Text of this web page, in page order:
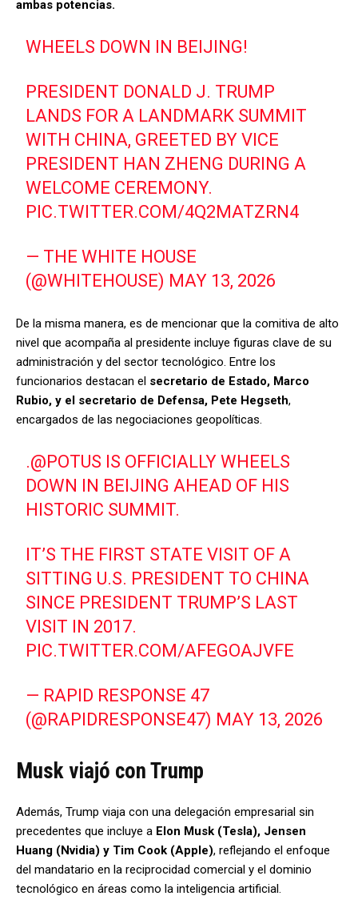
ambas potencias.
WHEELS DOWN IN BEIJING!
PRESIDENT DONALD J. TRUMP
LANDS FOR A LANDMARK SUMMIT
WITH CHINA, GREETED BY VICE
PRESIDENT HAN ZHENG DURING A
WELCOME CEREMONY.
PIC.TWITTER.COM/4Q2MATZRN4
— THE WHITE HOUSE
(@WHITEHOUSE) MAY 13, 2026
De la misma manera, es de mencionar que la comitiva de alto
nivel que acompaña al presidente incluye figuras clave de su
administración y del sector tecnológico. Entre los
funcionarios destacan el secretario de Estado, Marco
Rubio, y el secretario de Defensa, Pete Hegseth,
encargados de las negociaciones geopolíticas.
.@POTUS IS OFFICIALLY WHEELS
DOWN IN BEIJING AHEAD OF HIS
HISTORIC SUMMIT.
IT’S THE FIRST STATE VISIT OF A
SITTING U.S. PRESIDENT TO CHINA
SINCE PRESIDENT TRUMP’S LAST
VISIT IN 2017.
PIC.TWITTER.COM/AFEGOAJVFE
— RAPID RESPONSE 47
(@RAPIDRESPONSE47) MAY 13, 2026
Musk viajó con Trump
Además, Trump viaja con una delegación empresarial sin
precedentes que incluye a Elon Musk (Tesla), Jensen
Huang (Nvidia) y Tim Cook (Apple), reflejando el enfoque
del mandatario en la reciprocidad comercial y el dominio
tecnológico en áreas como la inteligencia artificial.